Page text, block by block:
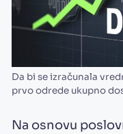
Da bi se izračunala
prvo odrede ukupno
Na osnovu